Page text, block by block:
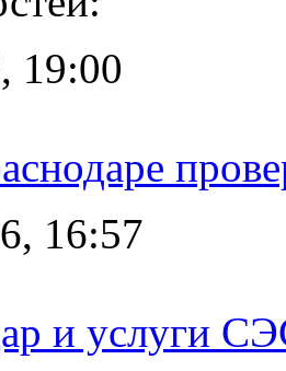
19:00
16:57
и услуги